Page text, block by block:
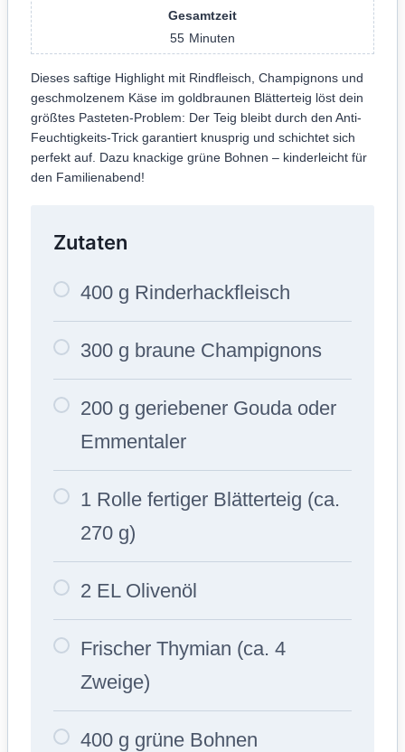
Gesamtzeit
55 Minuten
Dieses saftige Highlight mit Rindfleisch, Champignons und
geschmolzenem Käse im goldbraunen Blätterteig löst dein
größtes Pasteten-Problem: Der Teig bleibt durch den Anti-
Feuchtigkeits-Trick garantiert knusprig und schichtet sich
perfekt auf. Dazu knackige grüne Bohnen – kinderleicht für
den Familienabend!
Zutaten
400 g Rinderhackfleisch
300 g braune Champignons
200 g geriebener Gouda oder
Emmentaler
1 Rolle fertiger Blätterteig (ca.
270 g)
2 EL Olivenöl
Frischer Thymian (ca. 4
Zweige)
400 g grüne Bohnen